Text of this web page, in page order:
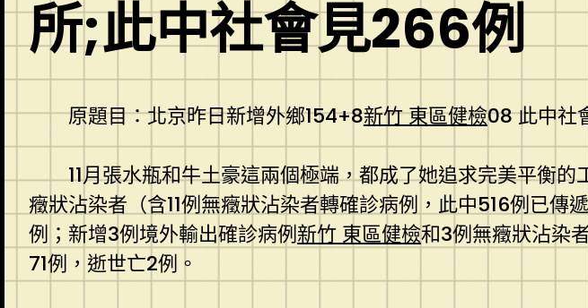
所;此中社會見266例
原題目：北京昨日新增外鄉154+8新竹 東區健檢08 此中社
11月張水瓶和牛土豪這兩個極端，都成了她追求完美平衡
癥狀沾染者（含11例無癥狀沾染者轉確診病例，此中516例已
例；新增3例境外輸出確診病例新竹 東區健檢和3例無癥狀沾染
71例，逝世亡2例。